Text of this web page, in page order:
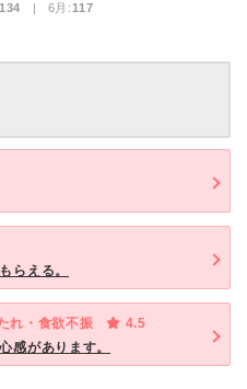
134 | 6月:117
らえる。
れ・食欲不振
4.5
感があります。